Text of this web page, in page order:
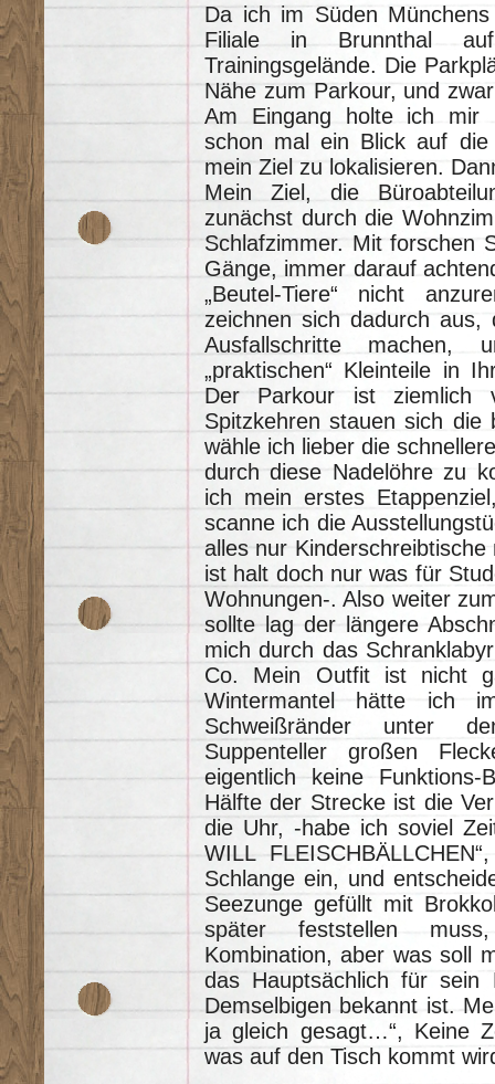
Da ich im Süden
Filiale in Brunnthal
Trainingsgelände. Die
Nähe zum Parkour, und
Am Eingang holte ich mir
schon mal ein Blick auf
mein Ziel zu lokalisieren.
Mein Ziel, die
zunächst durch die
Schlafzimmer. Mit forschen
Gänge, immer darauf
„Beutel-Tiere“ nicht
zeichnen sich dadurch aus,
Ausfallschritte machen,
„praktischen“ Kleinteile in
Der Parkour ist ziemlich
Spitzkehren stauen sich die
wähle ich lieber die
durch diese Nadelöhre zu
ich mein erstes
scanne ich die
alles nur
ist halt doch nur was für
Wohnungen-. Also weiter
sollte lag der längere
mich durch das
Co. Mein Outfit ist nicht
Wintermantel hätte ich
Schweißränder unter
Suppenteller großen
eigentlich keine
Hälfte der Strecke ist die
die Uhr, -habe ich soviel
WILL
Schlange ein, und
Seezunge gefüllt mit
später feststellen
Kombination, aber was soll
das Hauptsächlich für sein
Demselbigen bekannt ist.
ja gleich gesagt…“, Keine
was auf den Tisch kommt